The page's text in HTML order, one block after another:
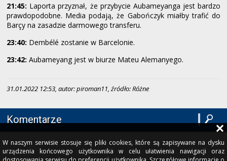
21:45: Laporta przyznał, że przybycie Aubameyanga jest bardzo
prawdopodobne. Media podają, że Gabończyk miałby trafić do
Barçy na zasadzie darmowego transferu.
23:40: Dembélé zostanie w Barcelonie.
23:42:Aubameyang jest w biurze Mateu Alemanyego.
31.01.2022 12:53, autor: piroman11, źródło: Różne
Komentarze
W naszym serwisie stosuje się pliki cookies, które są zapisywane na dysku
urządzenia końcowego użytkownika w celu ułatwienia nawigacji oraz